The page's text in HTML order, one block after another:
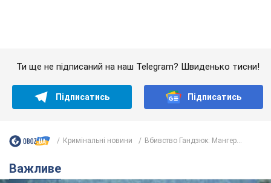
проблему джипінгу вирішують за кордоном